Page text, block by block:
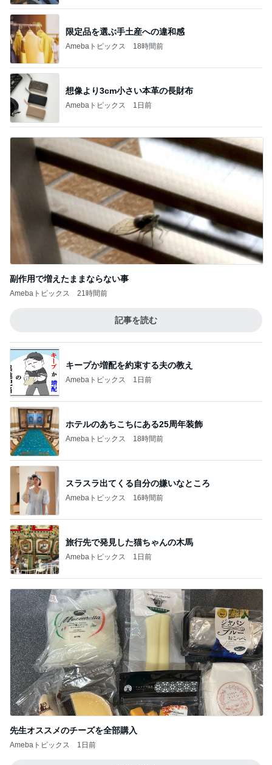
限定品を選ぶ手土産への違和感
Amebaトピックス 18時間前
想像より3cm小さい本革の長財布
Amebaトピックス 1日前
副作用で増えたままならない事
Amebaトピックス 21時間前
記事を読む
キープか増配を約束する夫の教え
Amebaトピックス 1日前
ホテルのあちこちにある25周年装飾
Amebaトピックス 18時間前
スラスラ出てくる自分の嫌いなところ
Amebaトピックス 16時間前
旅行先で発見した猫ちゃんの木馬
Amebaトピックス 1日前
先生オススメのチーズを全部購入
Amebaトピックス 1日前